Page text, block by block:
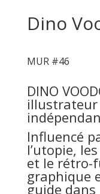
Dino
MUR #46
DINO
Influencé
l’utopie,
et le rétro-
graphique
guide dans